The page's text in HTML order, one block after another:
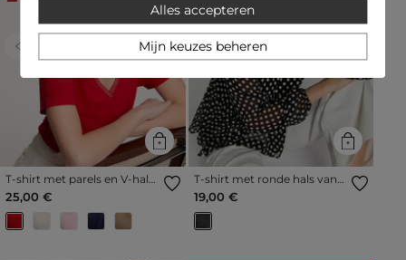
Previous Next
T-shirt met parels en V-hals
rood vrouw
25,00 €
Previous
T-shirt met ronde hals van
voile zwart vrouw
19,00 €
Alles accepteren
Mijn keuzes beheren